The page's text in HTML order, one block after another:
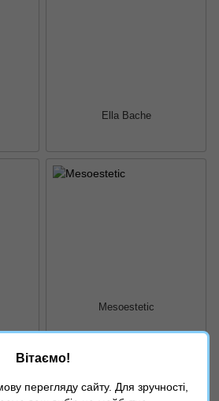
Ella Bache
Mesoestetic
Вітаємо!
перегляду сайту. Для зручності,